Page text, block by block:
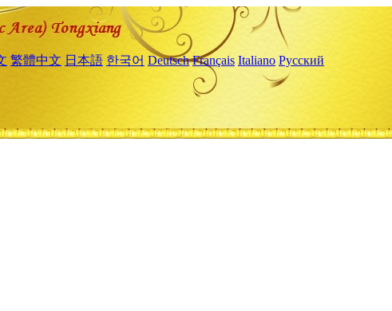
繁體中文 日本語 한국어 Deutsch Français Italiano Русский